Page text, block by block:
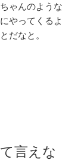
ゃんのような
やってくるよ
だなと。
言えな